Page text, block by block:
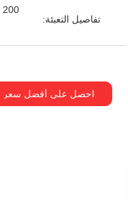
تفاصيل التعبئة:
احصل على أفضل سعر